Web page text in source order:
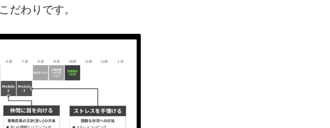
わりです。